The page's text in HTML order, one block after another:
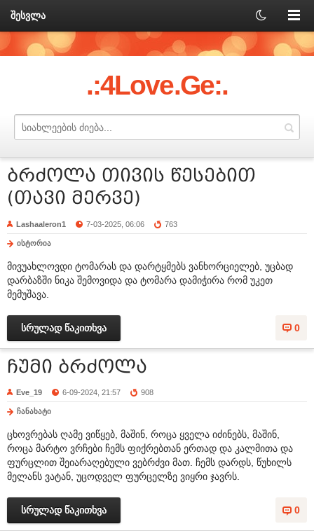
შესვლა
.:4Love.Ge:.
ბრძოლა თივის წესებით
(თავი მერვე)
Lashaaleron1 7-03-2025, 06:06 763
ისტორია
მივუახლოვდი ტომარას და დარტყმებს ვანხორციელებ, უცბად
დარბაზში ნიკა შემოვიდა და ტომარა დამიჭირა რომ უკეთ
მემუშავა.
0
სრულად წაკითხვა
ჩუმი ბრძოლა
Eve_19 6-09-2024, 21:57 908
ჩანახატი
ცხოვრებას ღამე ვიწყებ, მაშინ, როცა ყველა იძინებს, მაშინ,
როცა მარტო ვრჩები ჩემს ფიქრებთან ერთად და კალმითა და
ფურცლით შეიარაღებული ვებრძვი მათ. ჩემს დარდს, წუხილს
მელანს ვატან, უცოდველ ფურცელზე ვიყრი ჯავრს.
0
სრულად წაკითხვა